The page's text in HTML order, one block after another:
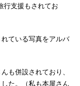
行支援もされてお
ている写真をアルバ
も併設されており、
た。（私も本屋さん